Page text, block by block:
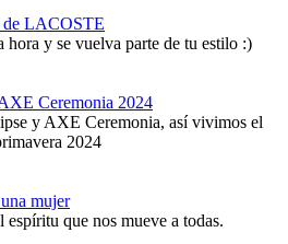
LACOSTE
hora y se vuelva parte de tu estilo :)
Ceremonia 2024
y AXE Ceremonia, así vivimos el
2024
mujer
espíritu que nos mueve a todas.